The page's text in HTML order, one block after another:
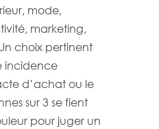
mode,
marketing,
choix pertinent
incidence
d’achat ou le
sur 3 se fient
pour juger un